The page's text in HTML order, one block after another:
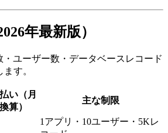
年最新版）
・ユーザー数・データベースレコード
す。
い（月
換算）
主な制限
1アプリ・10ユーザー・5Kレ